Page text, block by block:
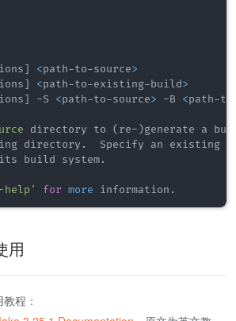
] <path-to-source>
] <path-to-existing-build>
] -S <path-to-source> -B <path-
directory to ( re- )generate a
directory.  Specify an existing
build system.
help' for more
用
程：